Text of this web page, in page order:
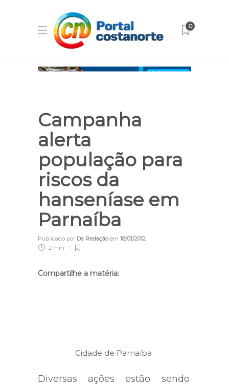
0
Campanha
alerta
população para
riscos da
hanseníase em
Parnaíba
Publicado por Da Redaçãoem 18/01/2012
2 min
Compartilhe a matéria:
Cidade de Parnaíba
Diversas ações estão sendo